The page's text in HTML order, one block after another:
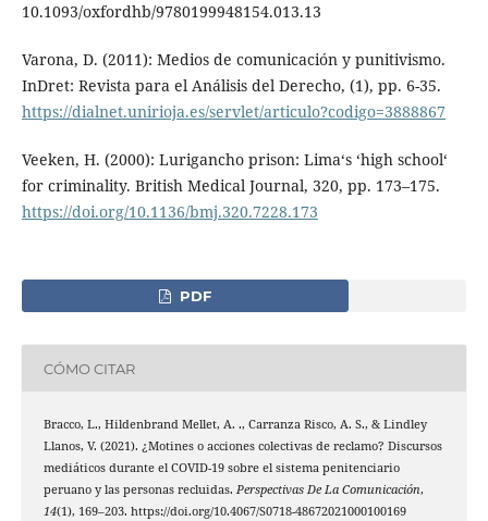
10.1093/oxfordhb/9780199948154.013.13
Varona, D. (2011): Medios de comunicación y punitivismo.
InDret: Revista para el Análisis del Derecho, (1), pp. 6-35.
https://dialnet.unirioja.es/servlet/articulo?codigo=3888867
Veeken, H. (2000): Lurigancho prison: Lima‘s ‘high school‘
for criminality. British Medical Journal, 320, pp. 173–175.
https://doi.org/10.1136/bmj.320.7228.173
PDF
CÓMO CITAR
Bracco, L., Hildenbrand Mellet, A. ., Carranza Risco, A. S., & Lindley
Llanos, V. (2021). ¿Motines o acciones colectivas de reclamo? Discursos
mediáticos durante el COVID-19 sobre el sistema penitenciario
peruano y las personas recluidas. Perspectivas De La Comunicación,
14(1), 169–203. https://doi.org/10.4067/S0718-48672021000100169